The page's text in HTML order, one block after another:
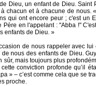
Dieu, un enfant de Dieu. Saint
chacun et à chacune de nous.
qui ont encore peur ; c'est un
en l'appelant : "Abba !"
enfants de Dieu. »
de nous rappeler avec
nous des enfants de Dieu.
mais toujours plus
conviction profonde qu’il
» – c’est comme cela que se
proche.